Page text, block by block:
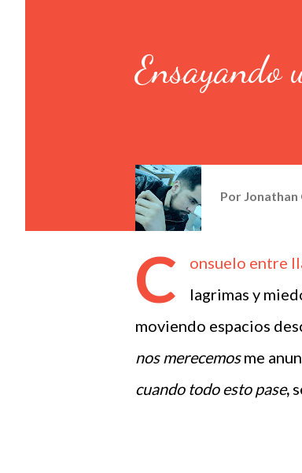
Ensayando
Por Jonathan
C
onsuelo entre
lagrimas y
moviendo espacios
nos merecemosme
cuando todo esto pase,